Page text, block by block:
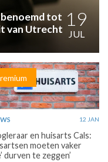
tot
van Utrecht 19
JUL
12 JAN
en huisarts Cals:
moeten vaker
durven te zeggen’